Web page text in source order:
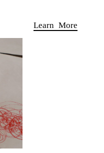
Learn More